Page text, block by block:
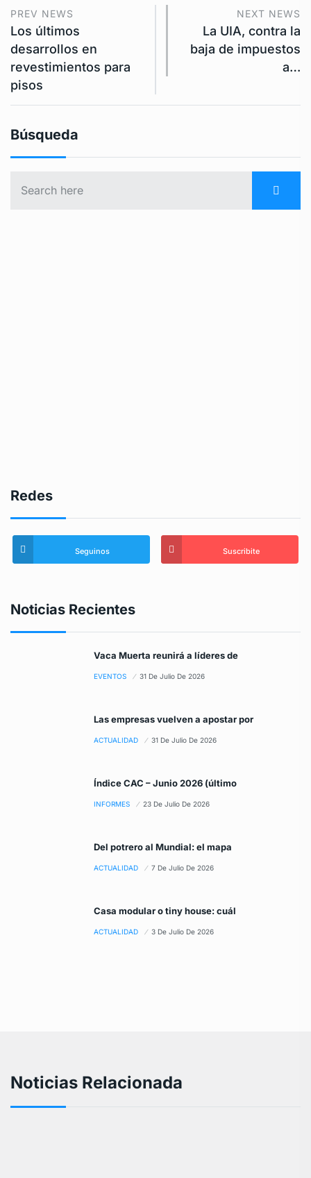
PREV NEWS
Los últimos
desarrollos en
revestimientos para
pisos
NEXT NEWS
La UIA, contra la
baja de impuestos
a…
Búsqueda
Redes
Seguinos Suscribite
Noticias Recientes
Vaca Muerta reunirá a líderes de
EVENTOS 31 De Julio De 2026
Las empresas vuelven a apostar por
ACTUALIDAD 31 De Julio De 2026
Índice CAC – Junio 2026 (último
INFORMES 23 De Julio De 2026
Del potrero al Mundial: el mapa
ACTUALIDAD 7 De Julio De 2026
Casa modular o tiny house: cuál
ACTUALIDAD 3 De Julio De 2026
Noticias Relacionada